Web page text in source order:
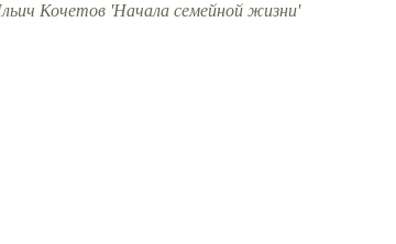
Кочетов 'Начала семейной жизни'